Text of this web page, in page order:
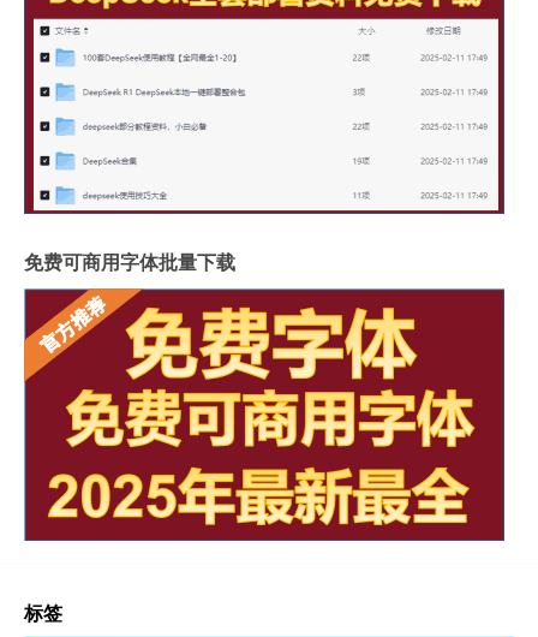
免费可商用字体批量下载
标签